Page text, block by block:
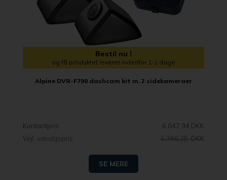
Bestil nu !
og få produktet leveret indenfor 1-2 dage
Alpine DVR-F790 dashcam kit m. 2 sidekameraer
Kontantpris
6.047,94 DKK
Vejl. udsalgspris
6.366,25 DKK
SE MERE